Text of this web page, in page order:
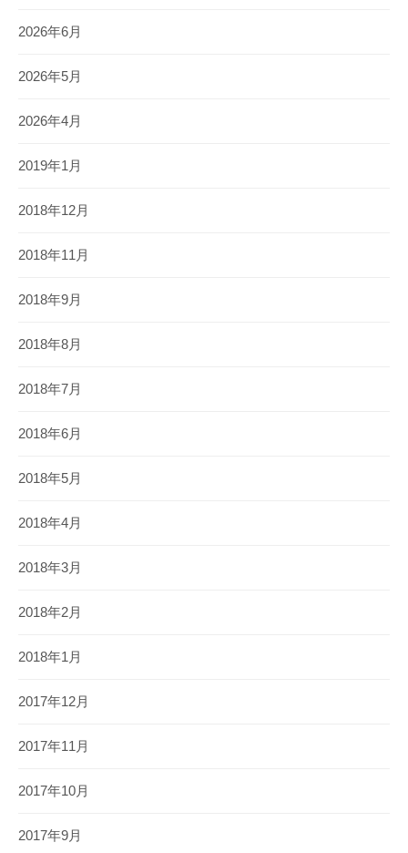
2026年6月
2026年5月
2026年4月
2019年1月
2018年12月
2018年11月
2018年9月
2018年8月
2018年7月
2018年6月
2018年5月
2018年4月
2018年3月
2018年2月
2018年1月
2017年12月
2017年11月
2017年10月
2017年9月